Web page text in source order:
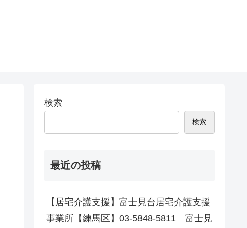
検索
検索
最近の投稿
【居宅介護支援】富士見台居宅介護支援
事業所【練馬区】03-5848-5811 富士見